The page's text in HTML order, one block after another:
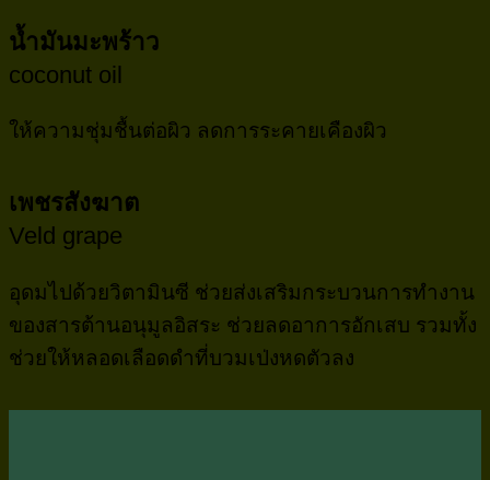
น้ำมันมะพร้าว
coconut oil
ให้ความชุ่มชื้นต่อผิว ลดการระคายเคืองผิว
เพชรสังฆาต
Veld grape
อุดมไปด้วยวิตามินซี ช่วยส่งเสริมกระบวนการทำงาน
ของสารต้านอนุมูลอิสระ ช่วยลดอาการอักเสบ รวมทั้ง
ช่วยให้หลอดเลือดดำที่บวมเป่งหดตัวลง